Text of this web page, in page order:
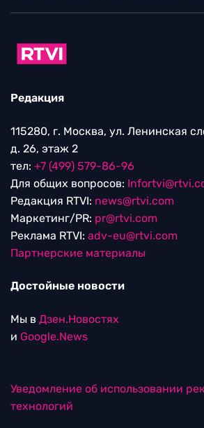
Редакция
115280, г. Москва, ул. Ленинская
д. 26, этаж 2
тел: +7 (499) 579-86-96
Для общих вопросов:
Редакция RTVI: news@rtvi.com
Маркетинг/PR: pr@rtvi.com
Реклама RTVI: adv-eu@rtvi.com
Партнерские материалы
Достойные новости
Мы в Дзен.Новостях
и Google.News
Уведомление об использовании
технологий